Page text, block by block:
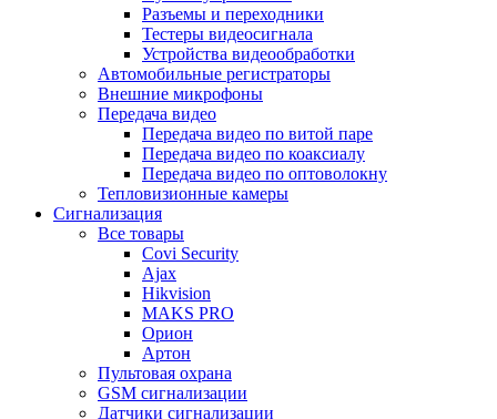
Разъемы и переходники
Тестеры видеосигнала
Устройства видеообработки
Автомобильные регистраторы
Внешние микрофоны
Передача видео
Передача видео по витой паре
Передача видео по коаксиалу
Передача видео по оптоволокну
Тепловизионные камеры
Сигнализация
Все товары
Covi Security
Ajax
Hikvision
MAKS PRO
Орион
Артон
Пультовая охрана
GSM сигнализации
Датчики сигнализации